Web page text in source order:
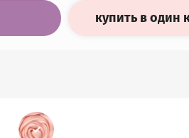
купить в один